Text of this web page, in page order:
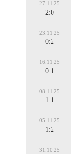
27.11.25
2:0
23.11.25
0:2
16.11.25
0:1
08.11.25
1:1
05.11.25
1:2
31.10.25